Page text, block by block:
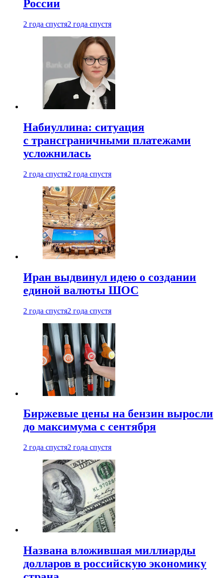
России
2 года спустя2 года спустя
Набиуллина: ситуация
с трансграничными платежами
усложнилась
2 года спустя2 года спустя
Иран выдвинул идею о создании
единой валюты ШОС
2 года спустя2 года спустя
Биржевые цены на бензин выросли
до максимума с сентября
2 года спустя2 года спустя
Названа вложившая миллиарды
долларов в российскую экономику